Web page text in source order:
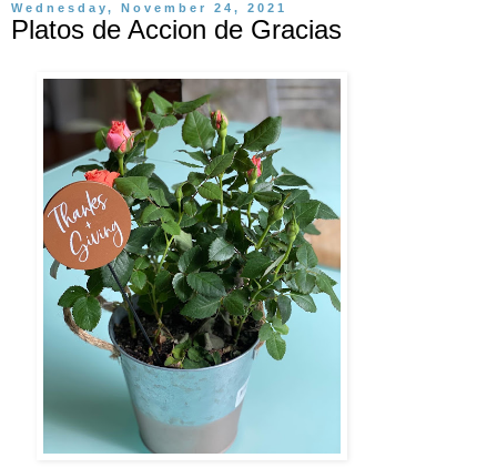
Wednesday, November 24, 2021
Platos de Accion de Gracias